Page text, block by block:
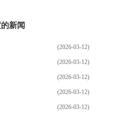
的新闻
(2026-03-12)
(2026-03-12)
(2026-03-12)
(2026-03-12)
(2026-03-12)